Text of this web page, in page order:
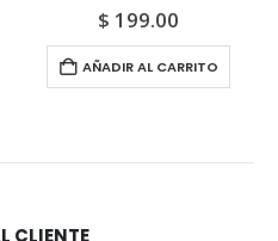
0 out of 5
$ 105.00
AÑADIR AL CARRITO
CLIENTE